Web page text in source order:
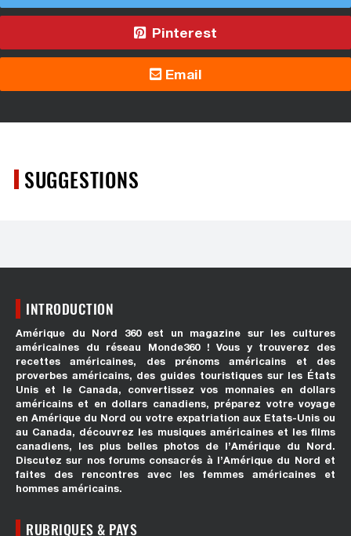
Pinterest
Email
SUGGESTIONS
INTRODUCTION
Amérique du Nord 360 est un magazine sur les cultures
américaines du réseau Monde360 ! Vous y trouverez des
recettes américaines, des prénoms américains et des
proverbes américains, des guides touristiques sur les États
Unis et le Canada, convertissez vos monnaies en dollars
américains et en dollars canadiens, préparez votre voyage
en Amérique du Nord ou votre expatriation aux Etats-Unis ou
au Canada, découvrez les musiques américaines et les films
canadiens, les plus belles photos de l’Amérique du Nord.
Discutez sur nos forums consacrés à l’Amérique du Nord et
faites des rencontres avec les femmes américaines et
hommes américains.
RUBRIQUES & PAYS